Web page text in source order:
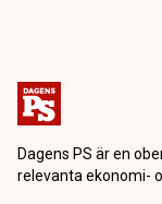
Dagens PS är en
relevanta ekonomi-